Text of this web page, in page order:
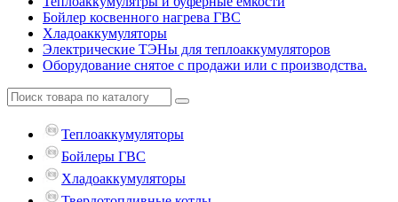
Бойлер косвенного нагрева ГВС
Хладоаккумуляторы
Электрические ТЭНы для теплоаккумуляторов
Оборудование снятое с продажи или с производства.
Теплоаккумуляторы
Бойлеры ГВС
Хладоаккумуляторы